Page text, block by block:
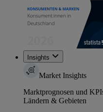
Insights
Market Insights
Marktprognosen und
Ländern & Gebieten